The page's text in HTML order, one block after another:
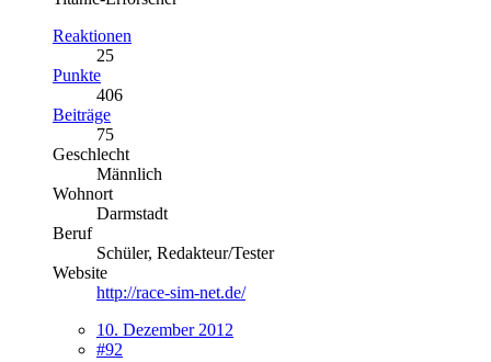
Reaktionen
25
Punkte
406
Beiträge
75
Geschlecht
Männlich
Wohnort
Darmstadt
Beruf
Schüler, Redakteur/Tester
Website
http://race-sim-net.de/
10. Dezember 2012
#92